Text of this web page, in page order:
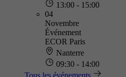
13:00 - 15:00
04
Novembre
Événement
ECOR Paris
Nanterre
09:30 - 14:00
Tous les événements